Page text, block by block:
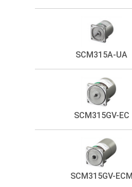
SCM315A-UA
SCM315GV-EC
SCM315GV-ECM